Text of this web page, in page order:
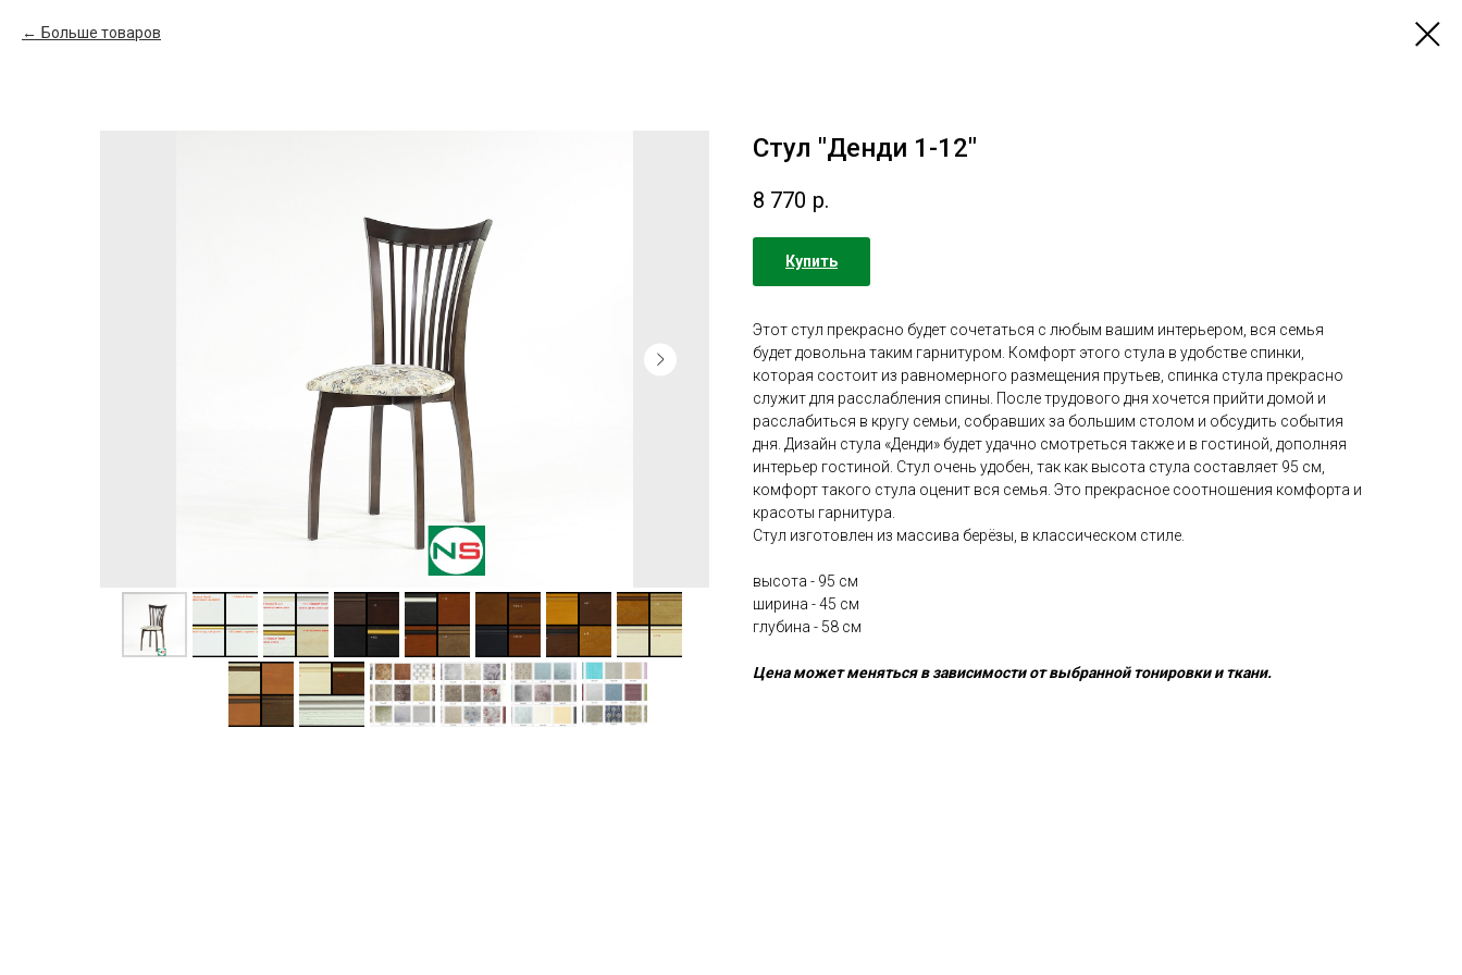
Больше товаров
Стул "Денди 1-12"
8 770 р.
Купить
Этот стул прекрасно будет сочетаться с любым вашим интерьером, вся семья
будет довольна таким гарнитуром. Комфорт этого стула в удобстве спинки,
которая состоит из равномерного размещения прутьев, спинка стула прекрасно
служит для расслабления спины. После трудового дня хочется прийти домой и
расслабиться в кругу семьи, собравших за большим столом и обсудить события
дня. Дизайн стула «Денди» будет удачно смотреться также и в гостиной, дополняя
интерьер гостиной. Стул очень удобен, так как высота стула составляет 95 см,
комфорт такого стула оценит вся семья. Это прекрасное соотношения комфорта и
красоты гарнитура.
Стул изготовлен из массива берёзы, в классическом стиле.
высота - 95 cм
ширина - 45 cм
глубина - 58 cм
Цена может меняться в зависимости от выбранной тонировки и ткани.